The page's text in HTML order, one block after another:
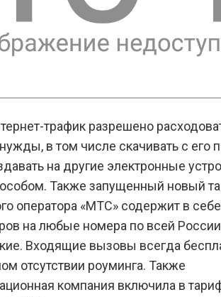
трафик разрешено
в том числе скачивать с его
на другие электронные
Также запущенный новый
оператора «МТС» содержит в
на любые номера по всей
Входящие вызовы всегда
отсутствии роуминга. Также
компания включила в